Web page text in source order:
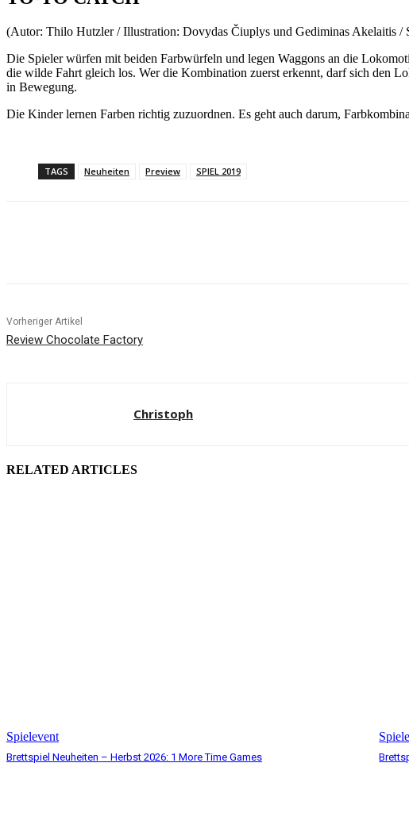
(Autor: Thilo Hutzler / Illustration: Dovydas Čiuplys und Gediminas Akelaitis /
Die Spieler würfen mit beiden Farbwürfeln und legen Waggons an die
die wilde Fahrt gleich los. Wer die Kombination zuerst erkennt, darf sich den
in Bewegung.
Die Kinder lernen Farben richtig zuzuordnen. Es geht auch darum,
TAGS Neuheiten Preview SPIEL 2019
Vorheriger Artikel
Review Chocolate Factory
Christoph
RELATED ARTICLES
Spielevent
Brettspiel Neuheiten – Herbst 2026: 1 More Time Games